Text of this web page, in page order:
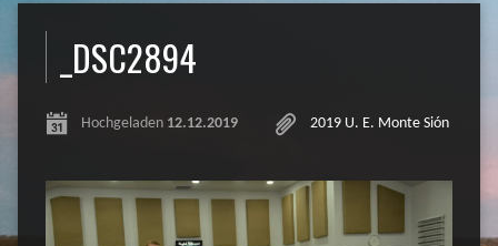
_DSC2894
Hochgeladen 12.12.2019 2019 U. E. Monte Sión